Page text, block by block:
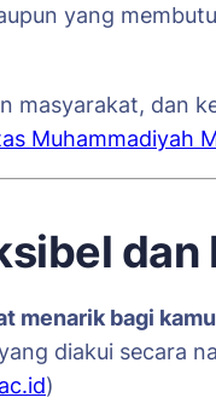
yang
dan
Muhammadiyah
dan
menarik bagi
diakui secara
)